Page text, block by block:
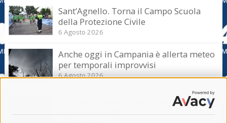
Sant’Agnello. Torna il Campo Scuola
della Protezione Civile
6 Agosto 2026
Anche oggi in Campania è allerta meteo
per temporali improvvisi
6 Agosto 2026
Domani e sabato interrotta la linea Eav